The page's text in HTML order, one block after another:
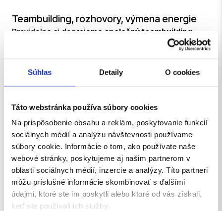
Súhlas Detaily O cookies
Táto webstránka používa súbory cookies
Na prispôsobenie obsahu a reklám, poskytovanie funkcií
sociálnych médií a analýzu návštevnosti používame
súbory cookie. Informácie o tom, ako používate naše
webové stránky, poskytujeme aj našim partnerom v
oblasti sociálnych médií, inzercie a analýzy. Títo partneri
môžu príslušné informácie skombinovať s ďalšími
údajmi, ktoré ste im poskytli alebo ktoré od vás získali,
keď ste používali ich služby.
Teambuilding, rozhovory, výmena energie
Pravidelne si doprajeme spoločný teambuilding
zastavíme sa na kávu a trochu sa porozprávame
jednoducho, ale
práve tie obyčajné momenty
vytvárajú zdravé vzťahy aj firemnú kultúru.
Silné tímy vznikajú z malých vecí
V prostredí, kde sa pracuje na inovatívnych
riešeniach a vyvíjajú sa systémy s globálnym
dopadom, je ľahké zabudnúť na človeka. V Mobility &
Innovation Production sa o to snažímeneprísť.
Podpora medzi kolegami, otvorenosť a zmysluplná
komunikáciaje pre nás rovnako dôležitá ako kvalita
našich produktov.